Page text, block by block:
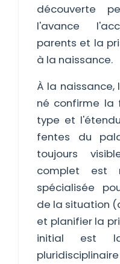
découverte
l'avance
parents et la
à la naissance.
À la naissance,
né confirme la
type et
fentes du
toujours
complet est
spécialisée
de la situation
et planifier la
initial est